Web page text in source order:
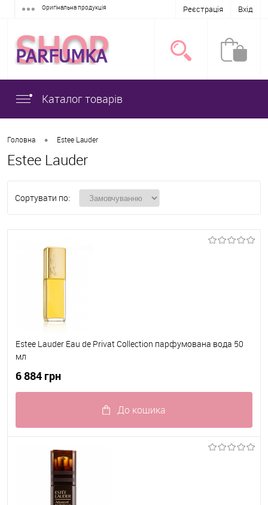
Оригінальна продукція Реєстрація Вхід
Каталог товарів
Головна • Estee Lauder
Estee Lauder
Сортувати по:
Estee Lauder Eau de Privat Collection парфумована вода 50
мл
6 884 грн
До кошика